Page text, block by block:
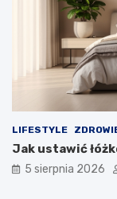
LIFESTYLE
Jak ustawić
5 sierpnia 2026